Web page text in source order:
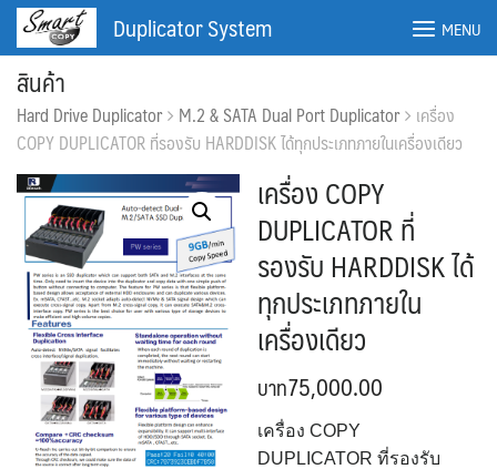
Skip
content
ค้นหา: ค้นหา
Duplicator System MENU
สินค้า
Hard Drive Duplicator M.2 & SATA Dual Port Duplicator เครื่อง
COPY DUPLICATOR ที่รองรับ HARDDISK ได้ทุกประเภทภายในเครื่องเดียว
เครื่อง COPY
DUPLICATOR ที่
รองรับ HARDDISK ได้
ทุกประเภทภายใน
เครื่องเดียว
75,000.00
เครื่อง COPY
DUPLICATOR ที่รองรับ